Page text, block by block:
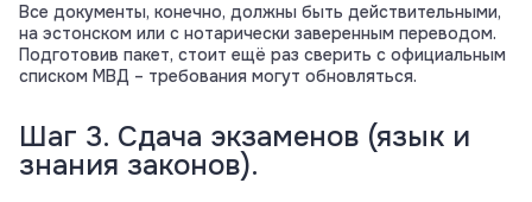
Все документы, конечно, должны быть действительными,
на эстонском или с нотарически заверенным переводом.
Подготовив пакет, стоит ещё раз сверить с официальным
списком МВД – требования могут обновляться.
Шаг 3. Сдача экзаменов (язык и
знания законов).